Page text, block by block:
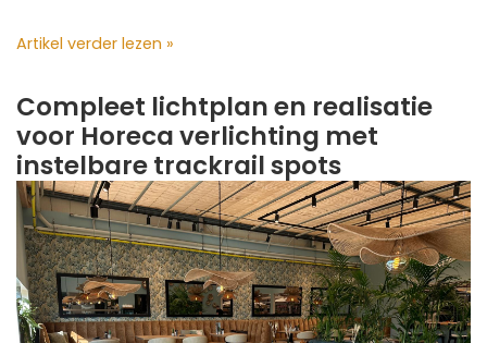
Artikel verder lezen »
Compleet lichtplan en realisatie
voor Horeca verlichting met
instelbare trackrail spots